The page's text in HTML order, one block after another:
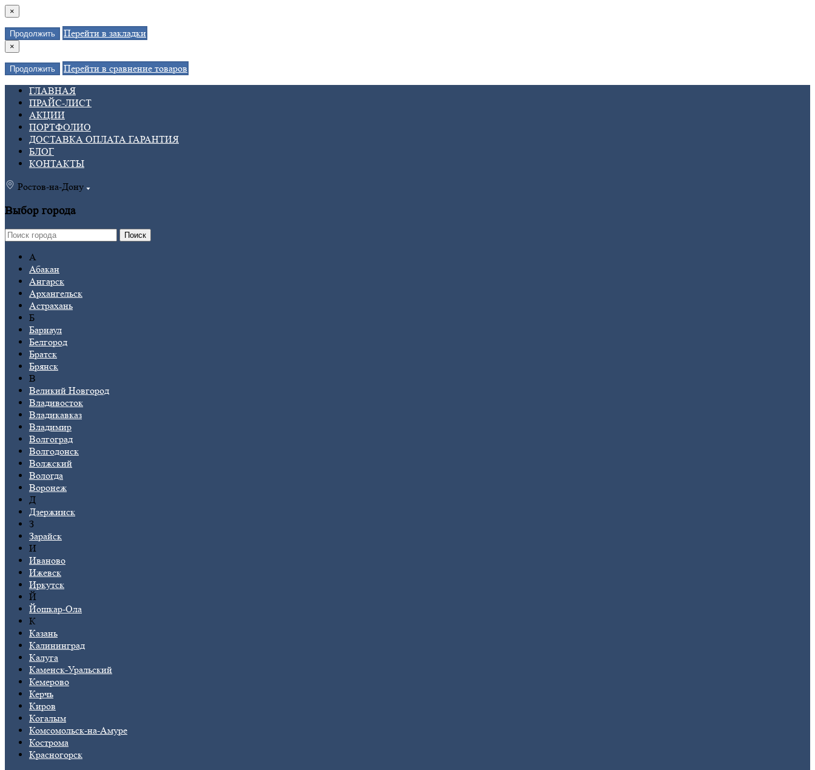
×
Продолжить Перейти в закладки
×
Продолжить
Перейти в сравнение товаров
ГЛАВНАЯ
ПРАЙС-ЛИСТ
АКЦИИ
ПОРТФОЛИО
ДОСТАВКА ОПЛАТА ГАРАНТИЯ
БЛОГ
КОНТАКТЫ
Ростов-на-Дону
Выбор города
Поиск
А
Абакан
Ангарск
Архангельск
Астрахань
Б
Барнаул
Белгород
Братск
Брянск
В
Великий Новгород
Владивосток
Владикавказ
Владимир
Волгоград
Волгодонск
Волжский
Вологда
Воронеж
Д
Дзержинск
З
Зарайск
И
Иваново
Ижевск
Иркутск
Й
Йошкар-Ола
К
Казань
Калининград
Калуга
Каменск-Уральский
Кемерово
Керчь
Киров
Когалым
Комсомольск-на-Амуре
Кострома
Красногорск